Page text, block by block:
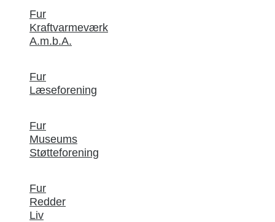
Fur
Kraftvarmeværk
A.m.b.A.
Fur
Læseforening
Fur
Museums
Støtteforening
Fur
Redder
Liv